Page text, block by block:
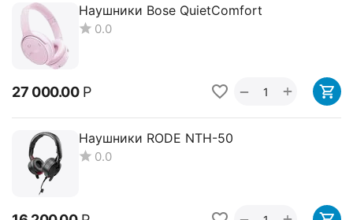
Наушники Bose QuietComfort
0.0
27 000.00 Р +
−
Наушники RODE NTH-50
0.0